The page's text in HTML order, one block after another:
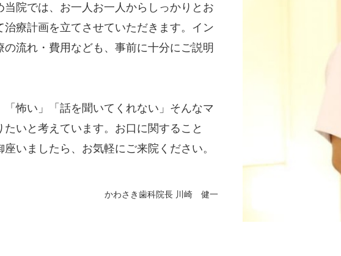
院では、お一人お一人からしっかりとお
療計画を立てさせていただきます。イン
流れ・費用なども、事前に十分にご説明
怖い」「話を聞いてくれない」そんなマ
いと考えています。お口に関すること
いましたら、お気軽にご来院ください。
かわさき歯科院長 川崎 健一